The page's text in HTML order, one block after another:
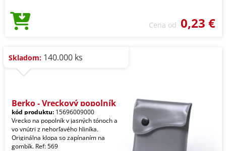
Cena od 0,23 €
Skladom: 140.000 ks
Berko - Vreckový popolník
kód produktu: 15696009000
Vrecko na popolník v jasných tónoch a
vo vnútri z nehorľavého hliníka.
Originálna klopa so zapínaním na
gombík. Ref: 569